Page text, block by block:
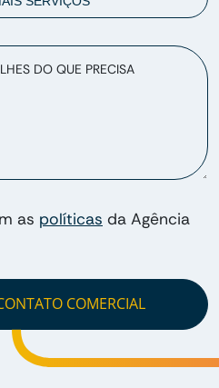
DO QUE PRECISA
as políticas da Agência
COMERCIAL